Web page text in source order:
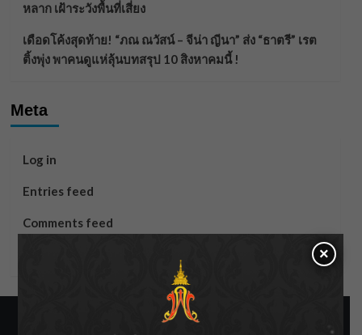
หลาก เฝ้าระวังพื้นที่เสี่ยง
เดือดโค้งสุดท้าย! “ภณ ณวัสน์ – จีน่า ญีนา” ส่ง “ธาตรี” เรต
ติ้งพุ่ง พาคนดูแห่ลุ้นบทสรุป 10 สิงหาคมนี้ !
Meta
Log in
Entries feed
Comments feed
×